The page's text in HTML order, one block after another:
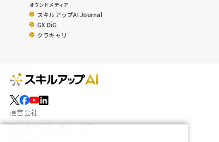
オウンドメディア
スキルアップAI Journal
GX DiG
クラキャリ
運営会社
特定商取引法に基づく表記